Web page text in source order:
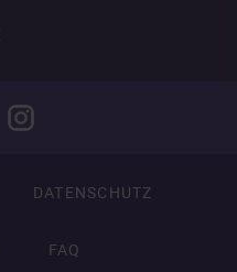
DATENSCHUTZ
FAQ